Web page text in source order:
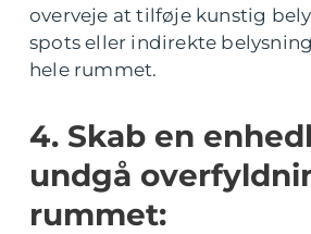
overveje at tilføje kunstig
spots eller indirekte
hele rummet.
4. Skab en
undgå
rummet: